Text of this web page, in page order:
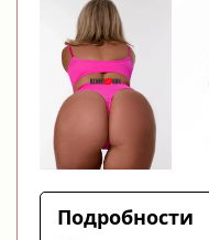
Подробности